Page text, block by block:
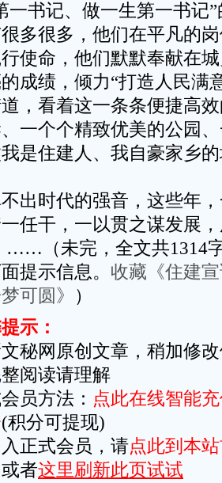
一书记、做一生第一书
多很多，他们在平凡的
使命，他们默默奉献在
成绩，倾力“打造人民满
，看着这一条条便捷高
一个个精致优美的公园
是住建人、我自豪家乡
出时代的强音，这些年
任干，一以贯之谋发展
……（未完，全文共1314
提示信息。 收藏《住建
可圆》
）
示：
网原创文章，稍加修改
阅读请理解
方法： 点此在线智能
(积分可提现)
式会员，请点此到本
者这里刷新此页试试